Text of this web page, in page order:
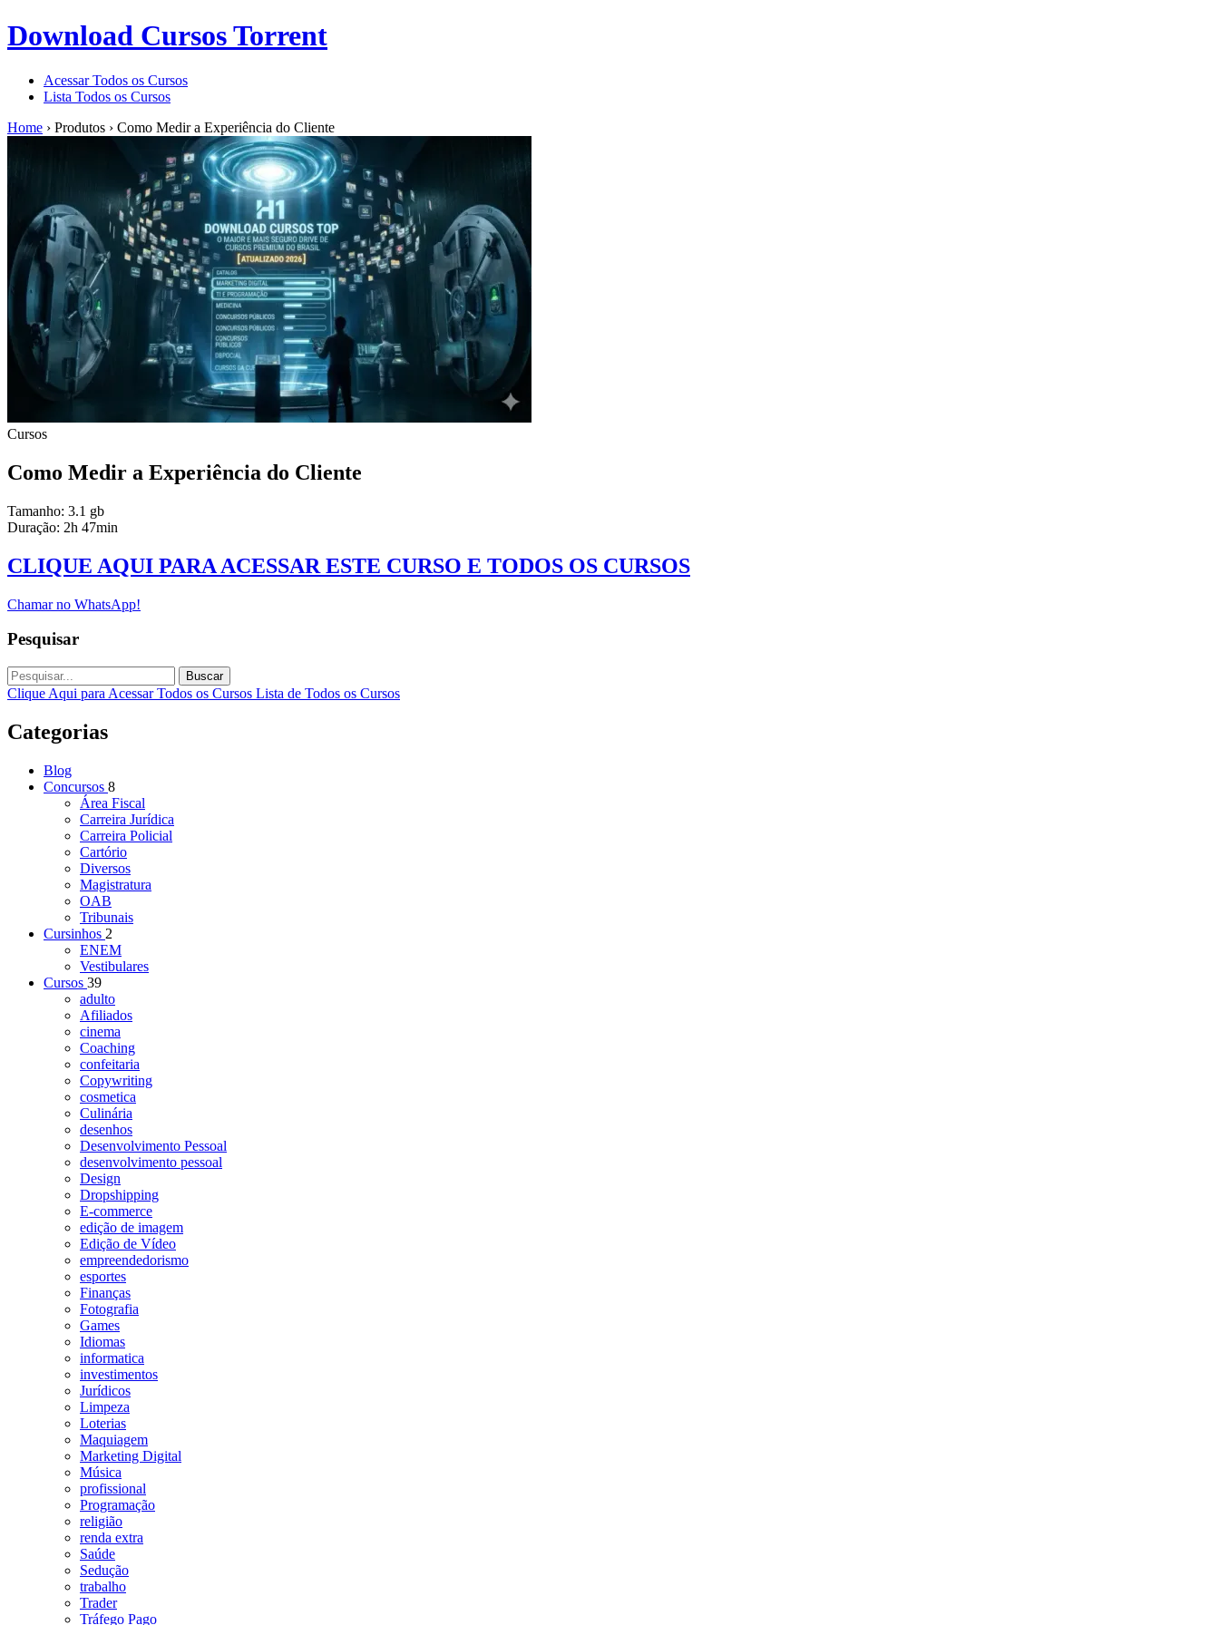
Download Cursos Torrent
Acessar Todos os Cursos
Lista Todos os Cursos
Home › Produtos › Como Medir a Experiência do Cliente
Cursos
Como Medir a Experiência do Cliente
Tamanho: 3.1 gb
Duração: 2h 47min
CLIQUE AQUI PARA ACESSAR ESTE CURSO E TODOS OS CURSOS
Chamar no WhatsApp!
Pesquisar
Buscar
Clique Aqui para Acessar Todos os Cursos Lista de Todos os Cursos
Categorias
Blog
Concursos 8
Área Fiscal
Carreira Jurídica
Carreira Policial
Cartório
Diversos
Magistratura
OAB
Tribunais
Cursinhos 2
ENEM
Vestibulares
Cursos 39
adulto
Afiliados
cinema
Coaching
confeitaria
Copywriting
cosmetica
Culinária
desenhos
Desenvolvimento Pessoal
desenvolvimento pessoal
Design
Dropshipping
E-commerce
edição de imagem
Edição de Vídeo
empreendedorismo
esportes
Finanças
Fotografia
Games
Idiomas
informatica
investimentos
Jurídicos
Limpeza
Loterias
Maquiagem
Marketing Digital
Música
profissional
Programação
religião
renda extra
Saúde
Sedução
trabalho
Trader
Tráfego Pago